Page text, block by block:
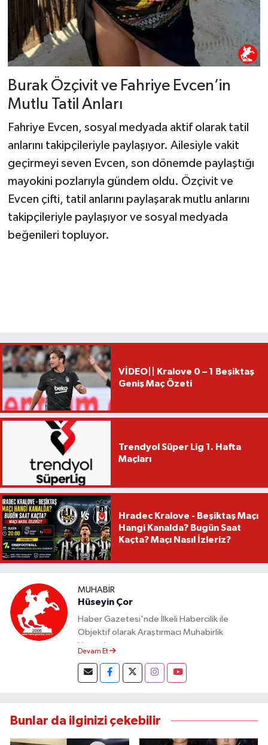
Burak Özçivit ve Fahriye Evcen’in
Mutlu Tatil Anları
Fahriye Evcen, sosyal medyada aktif olarak tatil
anlarını takipçileriyle paylaşıyor. Ailesiyle vakit
geçirmeyi seven Evcen, son dönemde paylaştığı
mayokini pozlarıyla gündem oldu. Özçivit ve
Evcen çifti, tatil anlarını paylaşarak mutlu anlarını
takipçileriyle paylaşıyor ve sosyal medyada
beğenileri topluyor.
VİDEO|| Kralove 0 – 1 Beşiktaş
Geniş Maç Özeti
Trendyol Süper Lig 1. Hafta
Maçları
Hradec Kralove - Beşiktaş Maçı
Hangi Kanalda? Bugün Saat
Kaçta? Maçı Nasıl İzleriz?
MUHABIR
Hüseyin Çor
Haber Gazetesi'nde İlkeli Habercilik ile
Objektif olarak Araştırmacı Muhabirlik
Yapmaktayım.
Devam Et
Bunlar da ilginizi çekebilir